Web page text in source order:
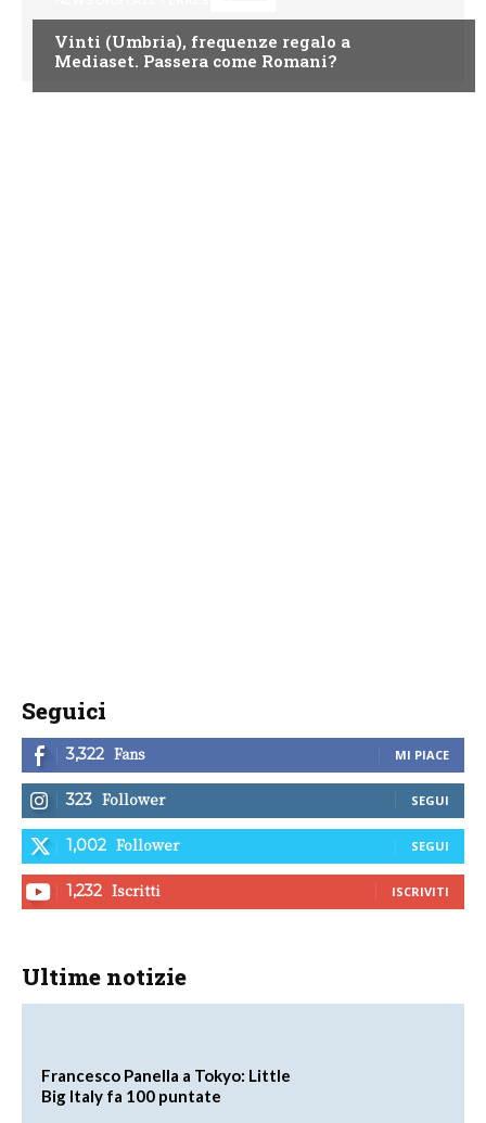
Vinti (Umbria), frequenze regalo a
Mediaset. Passera come Romani?
Seguici
3,322 Fans MI PIACE
323 Follower SEGUI
1,002 Follower SEGUI
1,232 Iscritti ISCRIVITI
Ultime notizie
Francesco Panella a Tokyo: Little
Big Italy fa 100 puntate